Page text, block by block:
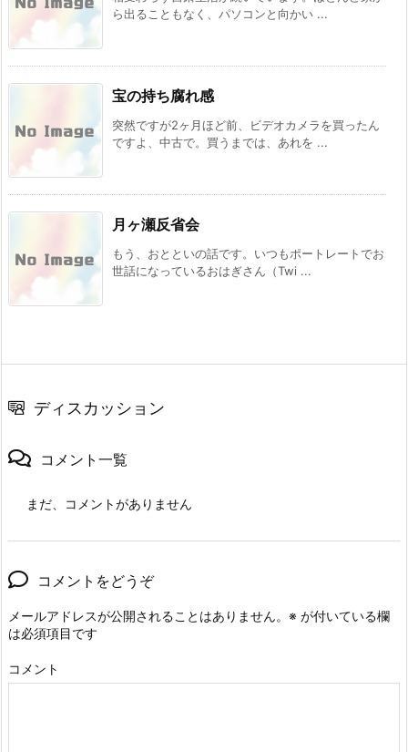
ら出ることもなく、パソコンと向かい ...
宝の持ち腐れ感
突然ですが2ヶ月ほど前、ビデオカメラを買ったん
ですよ、中古で。買うまでは、あれを ...
月ヶ瀬反省会
もう、おとといの話です。いつもポートレートでお
世話になっているおはぎさん（Twi ...
ディスカッション
コメント一覧
まだ、コメントがありません
コメントをどうぞ
メールアドレスが公開されることはありません。 ※ が付いている欄
は必須項目です
コメント